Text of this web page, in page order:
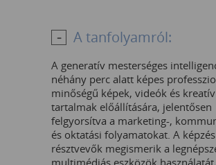
A tanfolyamról:
A generatív mesterséges
néhány perc alatt képes
minőségű képek, videók és kreatív
tartalmak előállítására, jelentősen
felgyorsítva a marketing-,
és oktatási folyamatokat. A
résztvevők megismerik a